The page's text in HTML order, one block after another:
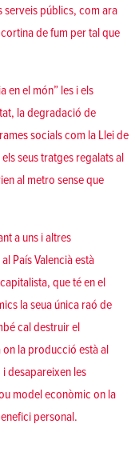
serveis públics, com ara
de fum per tal que
en el món” les i els
la degradació de
socials com la Llei de
seus tratges regalats al
al metro sense que
a uns i altres
País Valencià està
que té en el
la seua única raó de
cal destruir el
la producció està al
desapareixen les
model econòmic on la
personal.